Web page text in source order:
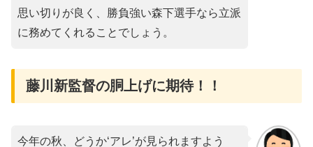
思い切りが良く、勝負強い森下選手なら立派
に務めてくれることでしょう。
藤川新監督の胴上げに期待！！
今年の秋、どうか‘アレ’が見られますよう